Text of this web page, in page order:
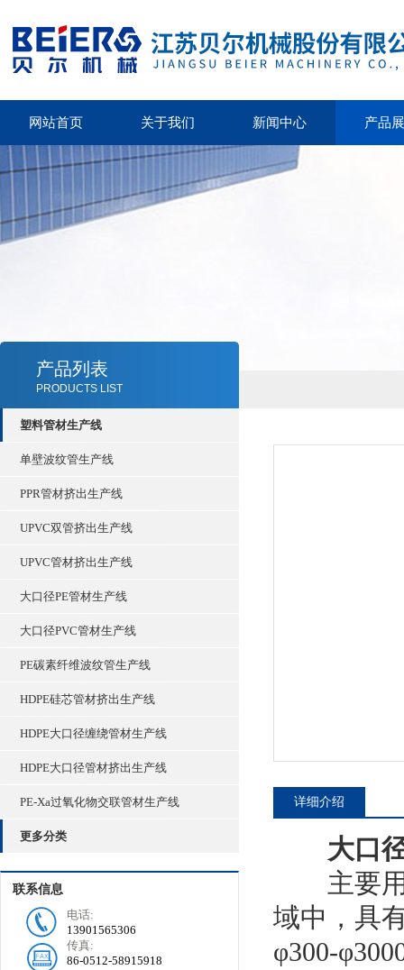
网站首页 关于我们 新闻中心 产品
产品列表
PRODUCTS LIST
塑料管材生产线
单壁波纹管生产线
PPR管材挤出生产线
UPVC双管挤出生产线
UPVC管材挤出生产线
大口径PE管材生产线
大口径PVC管材生产线
PE碳素纤维波纹管生产线
HDPE硅芯管材挤出生产线
HDPE大口径缠绕管材生产线
HDPE大口径管材挤出生产线
PE-Xa过氧化物交联管材生产线
更多分类
联系信息
电话:
13901565306
传真:
86-0512-58915918
详细介绍
大口
主要用
域中，具
φ300-